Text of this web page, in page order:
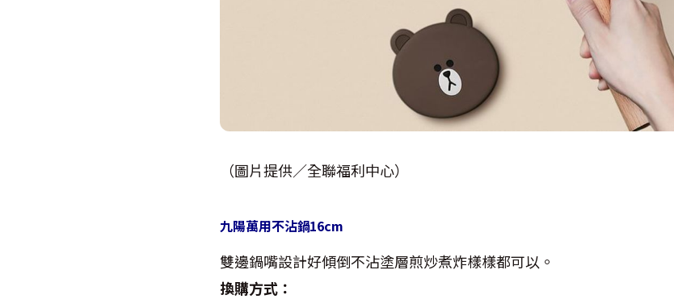
（圖片提供／全聯福利中心）
九陽萬用不沾鍋16cm
雙邊鍋嘴設計好傾倒不沾塗層煎炒煮炸樣樣都可以。
換購方式：